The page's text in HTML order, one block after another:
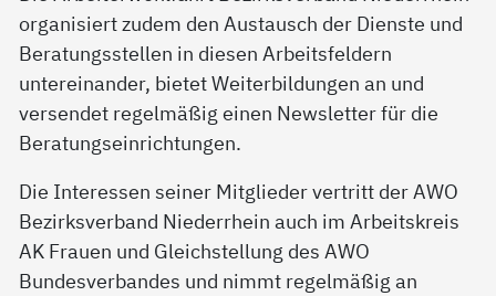
organisiert zudem den Austausch der Dienste und
Beratungsstellen in diesen Arbeitsfeldern
untereinander, bietet Weiterbildungen an und
versendet regelmäßig einen Newsletter für die
Beratungseinrichtungen.
Die Interessen seiner Mitglieder vertritt der AWO
Bezirksverband Niederrhein auch im Arbeitskreis
AK Frauen und Gleichstellung des AWO
Bundesverbandes und nimmt regelmäßig an